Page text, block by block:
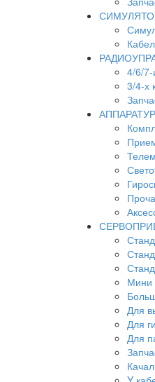
4/6/
3/4-х
Мини
Для
Для
Для